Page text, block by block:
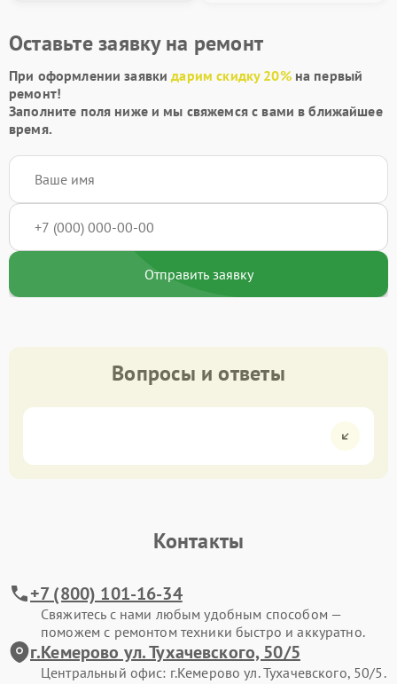
Оставьте заявку на ремонт
При оформлении заявкидарим скидку 20%на первый
ремонт!
Заполните поля ниже и мы свяжемся с вами в ближайшее
время.
Отправить заявку
Вопросы и ответы
Контакты
+7 (800) 101-16-34
Свяжитесь с нами любым удобным способом —
поможем с ремонтом техники быстро и аккуратно.
г.Кемерово ул. Тухачевского, 50/5
Центральный офис: г.Кемерово ул. Тухачевского, 50/5.